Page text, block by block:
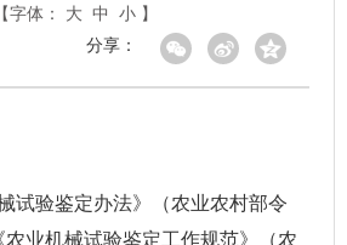
【字体：
大 中 小 】
分享：
验鉴定办法》（农业农村部令
农业机械试验鉴定工作规范》（农